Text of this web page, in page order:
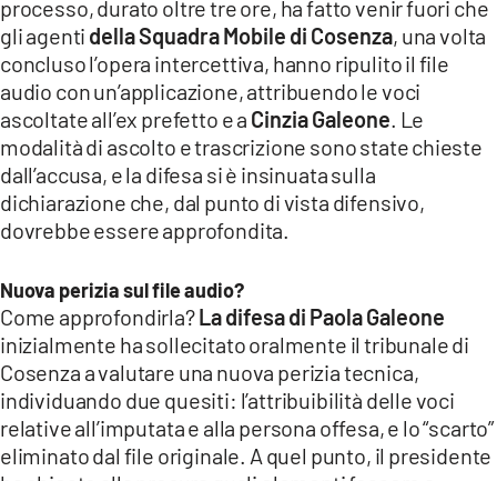
processo, durato oltre tre ore, ha fatto venir fuori che
gli agenti della Squadra Mobile di Cosenza, una volta
concluso l’opera intercettiva, hanno ripulito il file
audio con un’applicazione, attribuendo le voci
ascoltate all’ex prefetto e a Cinzia Galeone . Le
modalità di ascolto e trascrizione sono state chieste
dall’accusa, e la difesa si è insinuata sulla
dichiarazione che, dal punto di vista difensivo,
dovrebbe essere approfondita.
Nuova perizia sul file audio?
Come approfondirla?La difesa di Paola Galeone
inizialmente ha sollecitato oralmente il tribunale di
Cosenza a valutare una nuova perizia tecnica,
individuando due quesiti: l’attribuibilità delle voci
relative all’imputata e alla persona offesa, e lo “scarto”
eliminato dal file originale. A quel punto, il presidente